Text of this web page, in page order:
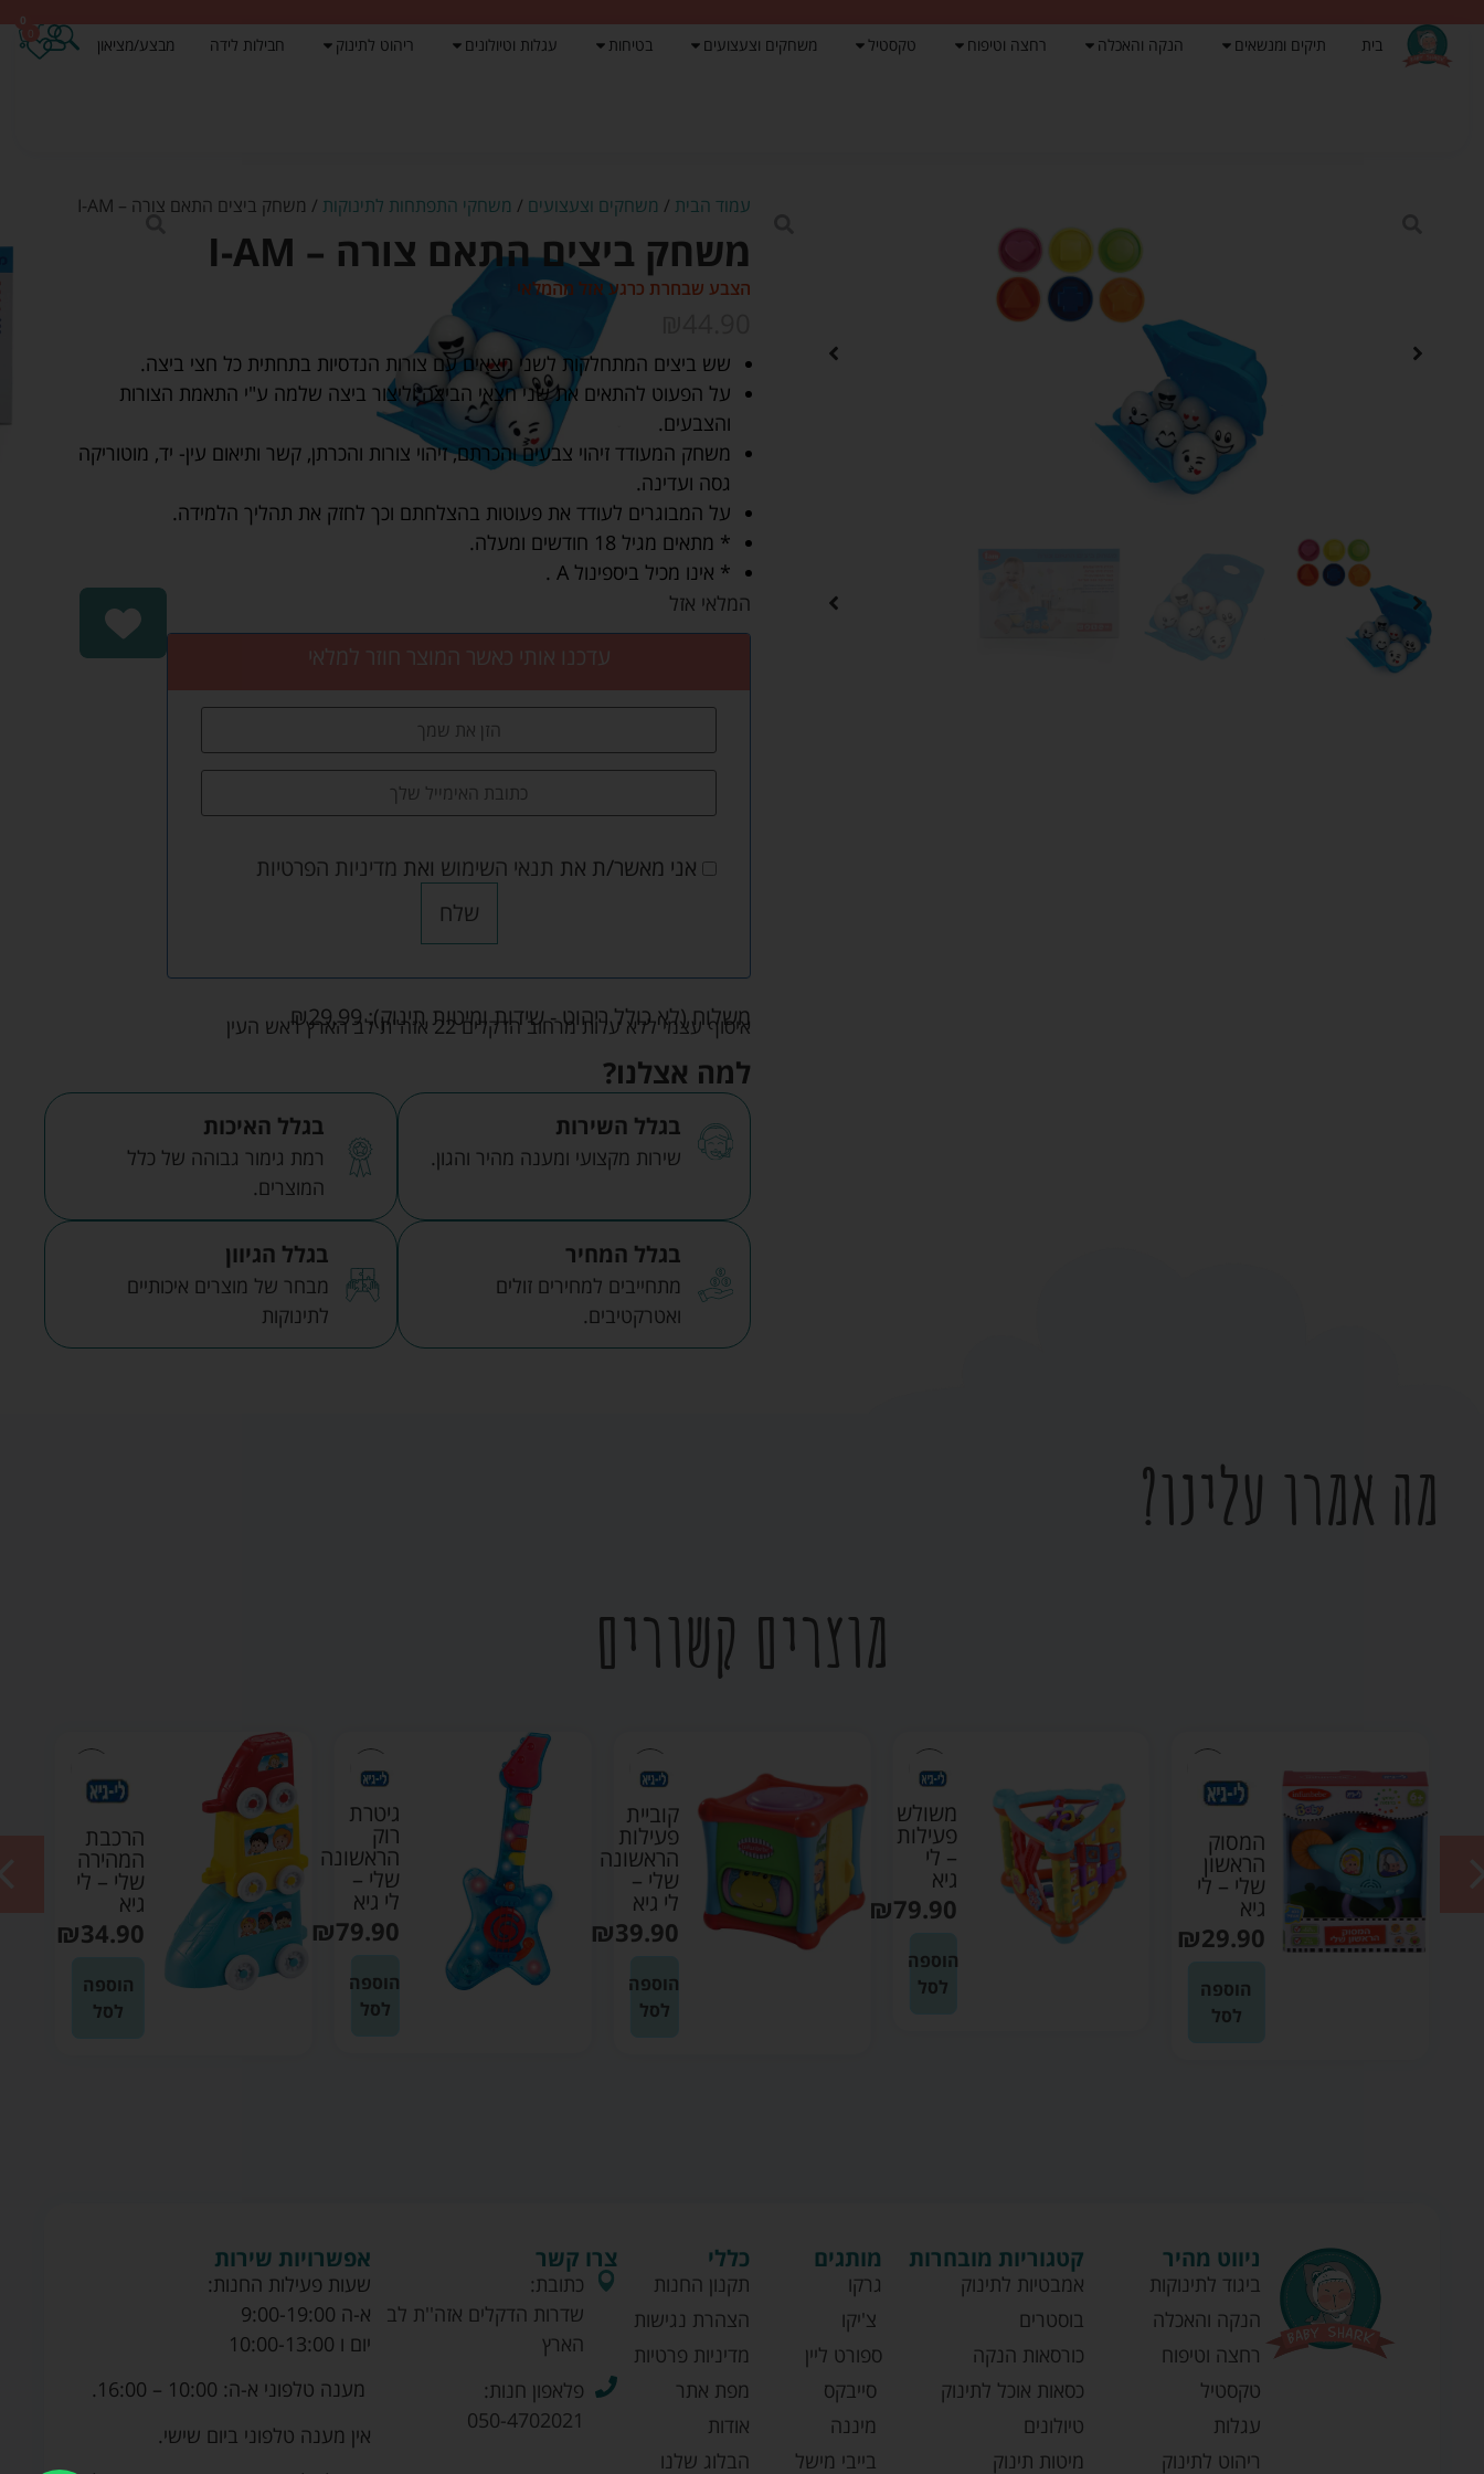
בית תיקים ומנשאים הנקה והאכלה רחצה וטיפוח טקסטיל משחקים וצעצועים בטיחות עגלות וטיולונים ריהוט לתינוק חבילות לידה מבצע/מציאון
0
עמוד הבית / משחקים וצעצועים / משחקי התפתחות לתינוקות / משחק ביצים התאם צורה – I-AM
משחק ביצים התאם צורה – I-AM
הצבע שבחרת כרגע אזל מהמלאי
שש ביצים המתחלקות לשני חצאים עם צורות הנדסיות בתחתית כל חצי ביצה.
על הפעוט להתאים את שני חצאי הביצה וליצור ביצה שלמה ע"י התאמת הצורות
והצבעים.
משחק המעודד זיהוי צבעים והכרתם, זיהוי צורות והכרתן, קשר ותיאום עין- יד, מוטוריקה
גסה ועדינה.
על המבוגרים לעודד את פעוטות בהצלחתם וכך לחזק את תהליך הלמידה.
* מתאים מגיל 18 חודשים ומעלה.
* אינו מכיל ביספינול A .
המלאי אזל
עדכנו אותי כאשר המוצר חוזר למלאי
אני מאשר/ת את תנאי השימוש ואת מדיניות הפרטיות
שלח
משלוח (לא כולל ריהוט - שידות ומיטות תינוק): ₪29.99 איסוף עצמי ללא עלות מרחוב הדקלים 22 אזה"ת לב הארץ ראש העין
למה אצלנו?
בגלל השירות
שירות מקצועי ומענה מהיר והגון.
בגלל האיכות
רמת גימור גבוהה של כלל
המוצרים.
בגלל המחיר
מתחייבים למחירים זולים
ואטרקטיבים.
בגלל הגיוון
מבחר של מוצרים איכותיים
לתינוקות
מה אמרו עלינו?
מוצרים קשורים
המסוק
הראשון
שלי – לי
גיא
₪29.90
הוספה
לסל
משולש
פעילות
– לי
גיא
₪79.90
הוספה
לסל
קוביית
פעילות
הראשונה
שלי –
לי גיא
₪39.90
הוספה
לסל
גיטרת
רוק
הראשונה
שלי –
לי גיא
₪79.90
הוספה
לסל
הרכבת
המהירה
שלי – לי
גיא
₪34.90
הוספה
לסל
ניווט מהיר
ביגוד לתינוקות
הנקה והאכלה
רחצה וטיפוח
טקסטיל
עגלות
ריהוט לתינוק
קטגוריות מובחרות
אמבטיות לתינוק
בוסטרים
כורסאות הנקה
כסאות אוכל לתינוק
טיולונים
מיטות תינוק
מותגים
גרקו
צ'יקו
ספורט ליין
סייבקס
מיננה
בייבי מישל
כללי
תקנון החנות
הצהרת נגישות
מדיניות פרטיות
מפת אתר
אודות
הבלוג שלנו
צרו קשר
כתובת:
שדרות הדקלים אזה''ת לב
הארץ
פלאפון חנות:
050-4702021
אפשרויות שירות
שעות פעילות החנות:
א-ה 9:00-19:00
יום ו 10:00-13:00
מענה טלפוני א-ה: 10:00 – 16:00.
אין מענה טלפוני ביום שישי.